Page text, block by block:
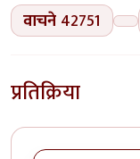
वाचने 42751
प्रतिक्रिया